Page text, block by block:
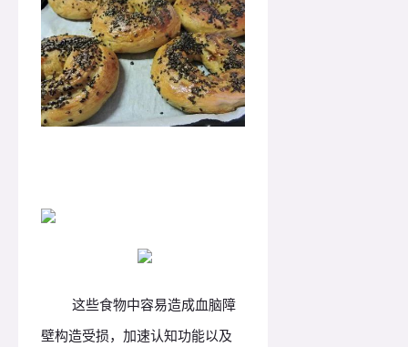
这些食物中容易造成血脑障
壁构造受损，加速认知功能以及